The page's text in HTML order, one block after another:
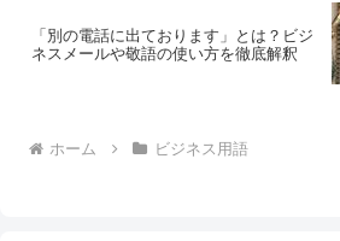
「別の電話に出ております」とは？ビジ
ネスメールや敬語の使い方を徹底解釈
ホーム ビジネス用語